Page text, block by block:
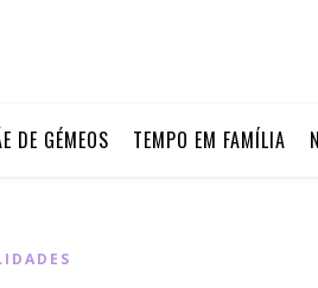
DE GÉMEOS TEMPO EM FAMÍLIA